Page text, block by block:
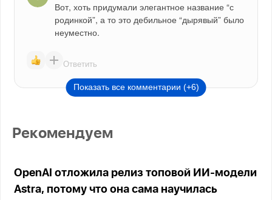
Вот, хоть придумали элегантное название “с
родинкой”, а то это дебильное “дырявый” было
неуместно.
Ответить
Показать все комментарии (+6)
Рекомендуем
OpenAI отложила релиз топовой ИИ-модели
Astra, потому что она сама научилась